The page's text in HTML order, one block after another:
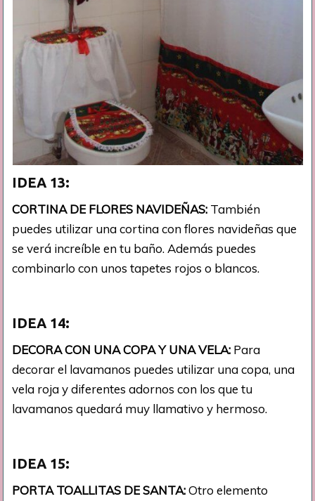
IDEA 13:
CORTINA DE FLORES NAVIDEÑAS: También
puedes utilizar una cortina con flores navideñas que
se verá increíble en tu baño. Además puedes
combinarlo con unos tapetes rojos o blancos.
IDEA 14:
DECORA CON UNA COPA Y UNA VELA: Para
decorar el lavamanos puedes utilizar una copa, una
vela roja y diferentes adornos con los que tu
lavamanos quedará muy llamativo y hermoso.
IDEA 15:
PORTA TOALLITAS DE SANTA:Otro elemento